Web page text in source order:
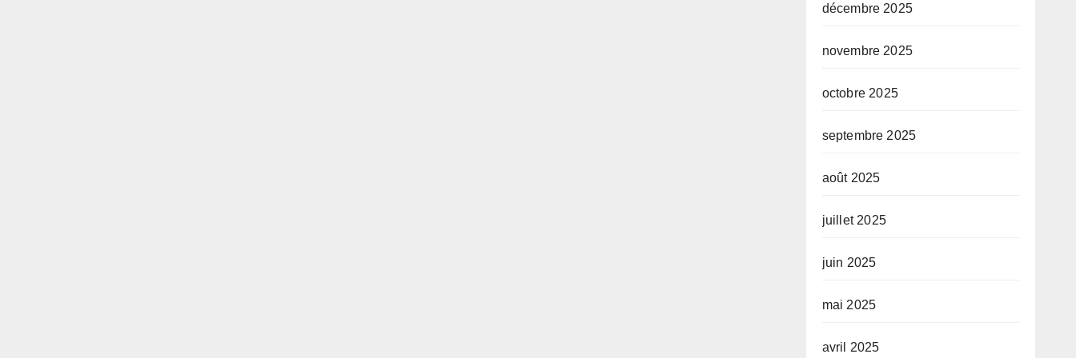
décembre 2025
novembre 2025
octobre 2025
septembre 2025
août 2025
juillet 2025
juin 2025
mai 2025
avril 2025